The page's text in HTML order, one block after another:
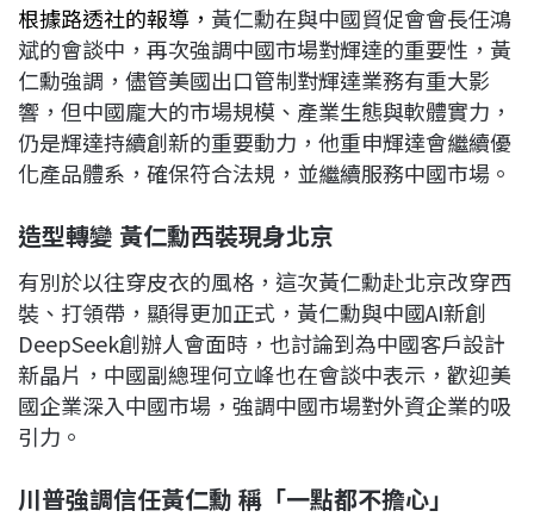
根據路透社的報導， 黃仁勳在與中國貿促會會長任鴻
斌的會談中，再次強調中國市場對輝達的重要性，黃
仁勳強調，儘管美國出口管制對輝達業務有重大影
響，但中國龐大的市場規模、產業生態與軟體實力，
仍是輝達持續創新的重要動力，他重申輝達會繼續優
化產品體系，確保符合法規，並繼續服務中國市場。
造型轉變 黃仁勳西裝現身北京
有別於以往穿皮衣的風格，這次黃仁勳赴北京改穿西
裝、打領帶，顯得更加正式，黃仁勳與中國AI新創
DeepSeek創辦人會面時，也討論到為中國客戶設計
新晶片，中國副總理何立峰也在會談中表示，歡迎美
國企業深入中國市場，強調中國市場對外資企業的吸
引力。
川普強調信任黃仁勳 稱「一點都不擔心」